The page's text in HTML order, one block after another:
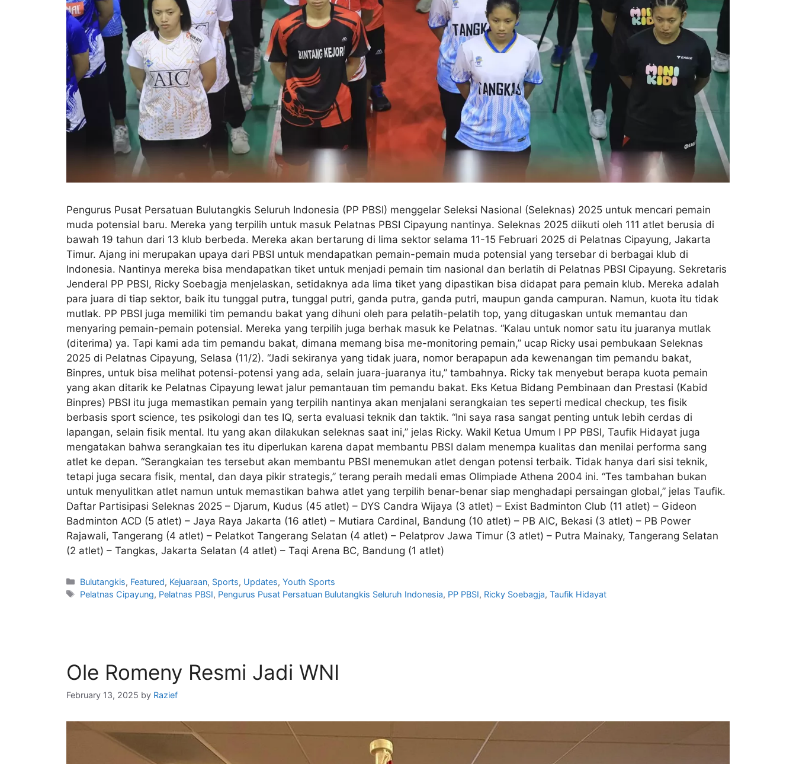
Pengurus Pusat Persatuan Bulutangkis Seluruh Indonesia (PP PBSI) menggelar Seleksi Nasional (Seleknas) 2025 untuk mencari pemain
muda potensial baru. Mereka yang terpilih untuk masuk Pelatnas PBSI Cipayung nantinya. Seleknas 2025 diikuti oleh 111 atlet berusia di
bawah 19 tahun dari 13 klub berbeda. Mereka akan bertarung di lima sektor selama 11-15 Februari 2025 di Pelatnas Cipayung, Jakarta
Timur. Ajang ini merupakan upaya dari PBSI untuk mendapatkan pemain-pemain muda potensial yang tersebar di berbagai klub di
Indonesia. Nantinya mereka bisa mendapatkan tiket untuk menjadi pemain tim nasional dan berlatih di Pelatnas PBSI Cipayung. Sekretaris
Jenderal PP PBSI, Ricky Soebagja menjelaskan, setidaknya ada lima tiket yang dipastikan bisa didapat para pemain klub. Mereka adalah
para juara di tiap sektor, baik itu tunggal putra, tunggal putri, ganda putra, ganda putri, maupun ganda campuran. Namun, kuota itu tidak
mutlak. PP PBSI juga memiliki tim pemandu bakat yang dihuni oleh para pelatih-pelatih top, yang ditugaskan untuk memantau dan
menyaring pemain-pemain potensial. Mereka yang terpilih juga berhak masuk ke Pelatnas. “Kalau untuk nomor satu itu juaranya mutlak
(diterima) ya. Tapi kami ada tim pemandu bakat, dimana memang bisa me-monitoring pemain,” ucap Ricky usai pembukaan Seleknas
2025 di Pelatnas Cipayung, Selasa (11/2). “Jadi sekiranya yang tidak juara, nomor berapapun ada kewenangan tim pemandu bakat,
Binpres, untuk bisa melihat potensi-potensi yang ada, selain juara-juaranya itu,” tambahnya. Ricky tak menyebut berapa kuota pemain
yang akan ditarik ke Pelatnas Cipayung lewat jalur pemantauan tim pemandu bakat. Eks Ketua Bidang Pembinaan dan Prestasi (Kabid
Binpres) PBSI itu juga memastikan pemain yang terpilih nantinya akan menjalani serangkaian tes seperti medical checkup, tes fisik
berbasis sport science, tes psikologi dan tes IQ, serta evaluasi teknik dan taktik. “Ini saya rasa sangat penting untuk lebih cerdas di
lapangan, selain fisik mental. Itu yang akan dilakukan seleknas saat ini,” jelas Ricky. Wakil Ketua Umum I PP PBSI, Taufik Hidayat juga
mengatakan bahwa serangkaian tes itu diperlukan karena dapat membantu PBSI dalam menempa kualitas dan menilai performa sang
atlet ke depan. “Serangkaian tes tersebut akan membantu PBSI menemukan atlet dengan potensi terbaik. Tidak hanya dari sisi teknik,
tetapi juga secara fisik, mental, dan daya pikir strategis,” terang peraih medali emas Olimpiade Athena 2004 ini. “Tes tambahan bukan
untuk menyulitkan atlet namun untuk memastikan bahwa atlet yang terpilih benar-benar siap menghadapi persaingan global,” jelas Taufik.
Daftar Partisipasi Seleknas 2025 – Djarum, Kudus (45 atlet) – DYS Candra Wijaya (3 atlet) – Exist Badminton Club (11 atlet) – Gideon
Badminton ACD (5 atlet) – Jaya Raya Jakarta (16 atlet) – Mutiara Cardinal, Bandung (10 atlet) – PB AIC, Bekasi (3 atlet) – PB Power
Rajawali, Tangerang (4 atlet) – Pelatkot Tangerang Selatan (4 atlet) – Pelatprov Jawa Timur (3 atlet) – Putra Mainaky, Tangerang Selatan
(2 atlet) – Tangkas, Jakarta Selatan (4 atlet) – Taqi Arena BC, Bandung (1 atlet)
Bulutangkis, Featured, Kejuaraan, Sports, Updates,Youth Sports
Pelatnas Cipayung, Pelatnas PBSI, Pengurus Pusat Persatuan Bulutangkis Seluruh Indonesia, PP PBSI, Ricky Soebagja,Taufik Hidayat
Ole Romeny Resmi Jadi WNI
February 13, 2025 by Razief